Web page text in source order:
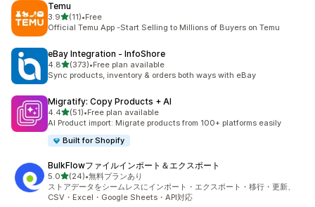
Temu
3.95つ星中
(11)
合計レビュー数：11件
•Free
Official Temu App -Start Selling to Millions of Buyers on Temu
eBay Integration ‑ InfoShore
4.85つ星中
(373)
合計レビュー数：373件
•Free plan available
Sync products, inventory & orders both ways with eBay
Migratify: Copy Products + AI
4.45つ星中
(51)
合計レビュー数：51件
•Free plan available
AI Product import: Migrate products from 100+ platforms easily
Built for Shopify
BulkFlowファイルインポート＆エクスポート
5.05つ星中
(24)
合計レビュー数：24件
•無料プランあり
ストアデータをシームレスにインポート・エクスポート・移行・更新、
CSV・Excel・Google Sheets・API対応